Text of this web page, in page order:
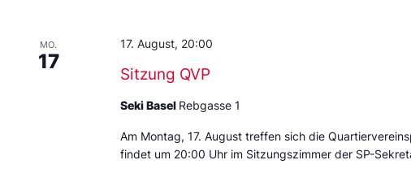
MO.
17
Sitzung QVP
17. August, 20:00
Seki Basel Rebgasse 1
Am Montag, 17. August treffen sich die
findet um 20:00 Uhr im Sitzungszimmer der SP-